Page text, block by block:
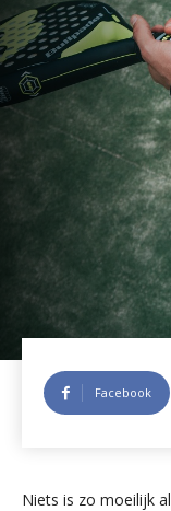
Facebook
Niets is zo moeilijk